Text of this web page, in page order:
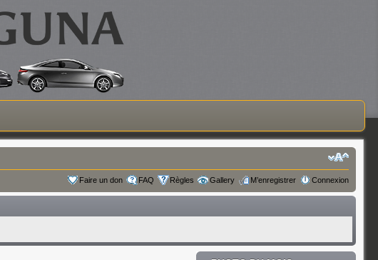
Faire un don FAQ Règles Gallery M’enregistrer Connexion